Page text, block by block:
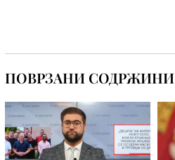
ПОВРЗАНИ СОДРЖИНИ